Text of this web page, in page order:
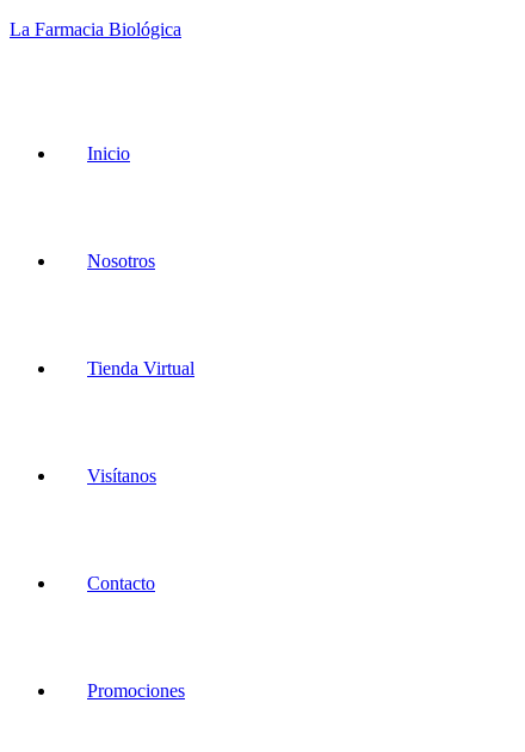
La Farmacia Biológica
Inicio
Nosotros
Tienda Virtual
Visítanos
Contacto
Promociones